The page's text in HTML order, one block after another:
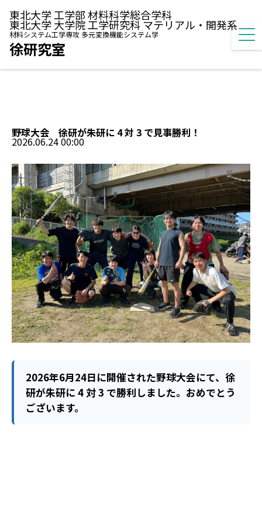
東北大学 工学部 材料科学総合学科
東北大学 大学院 工学研究科 マテリアル・開発系
材料システム工学専攻 多元変換機能システム学
徐研究室
野球大会 徐研が朱研に 4 対 3 で見事勝利！
2026.06.24 00:00
2026年6月24日に開催された野球大会にて、徐
研が朱研に 4 対 3 で勝利しました。おめでとう
ございます。